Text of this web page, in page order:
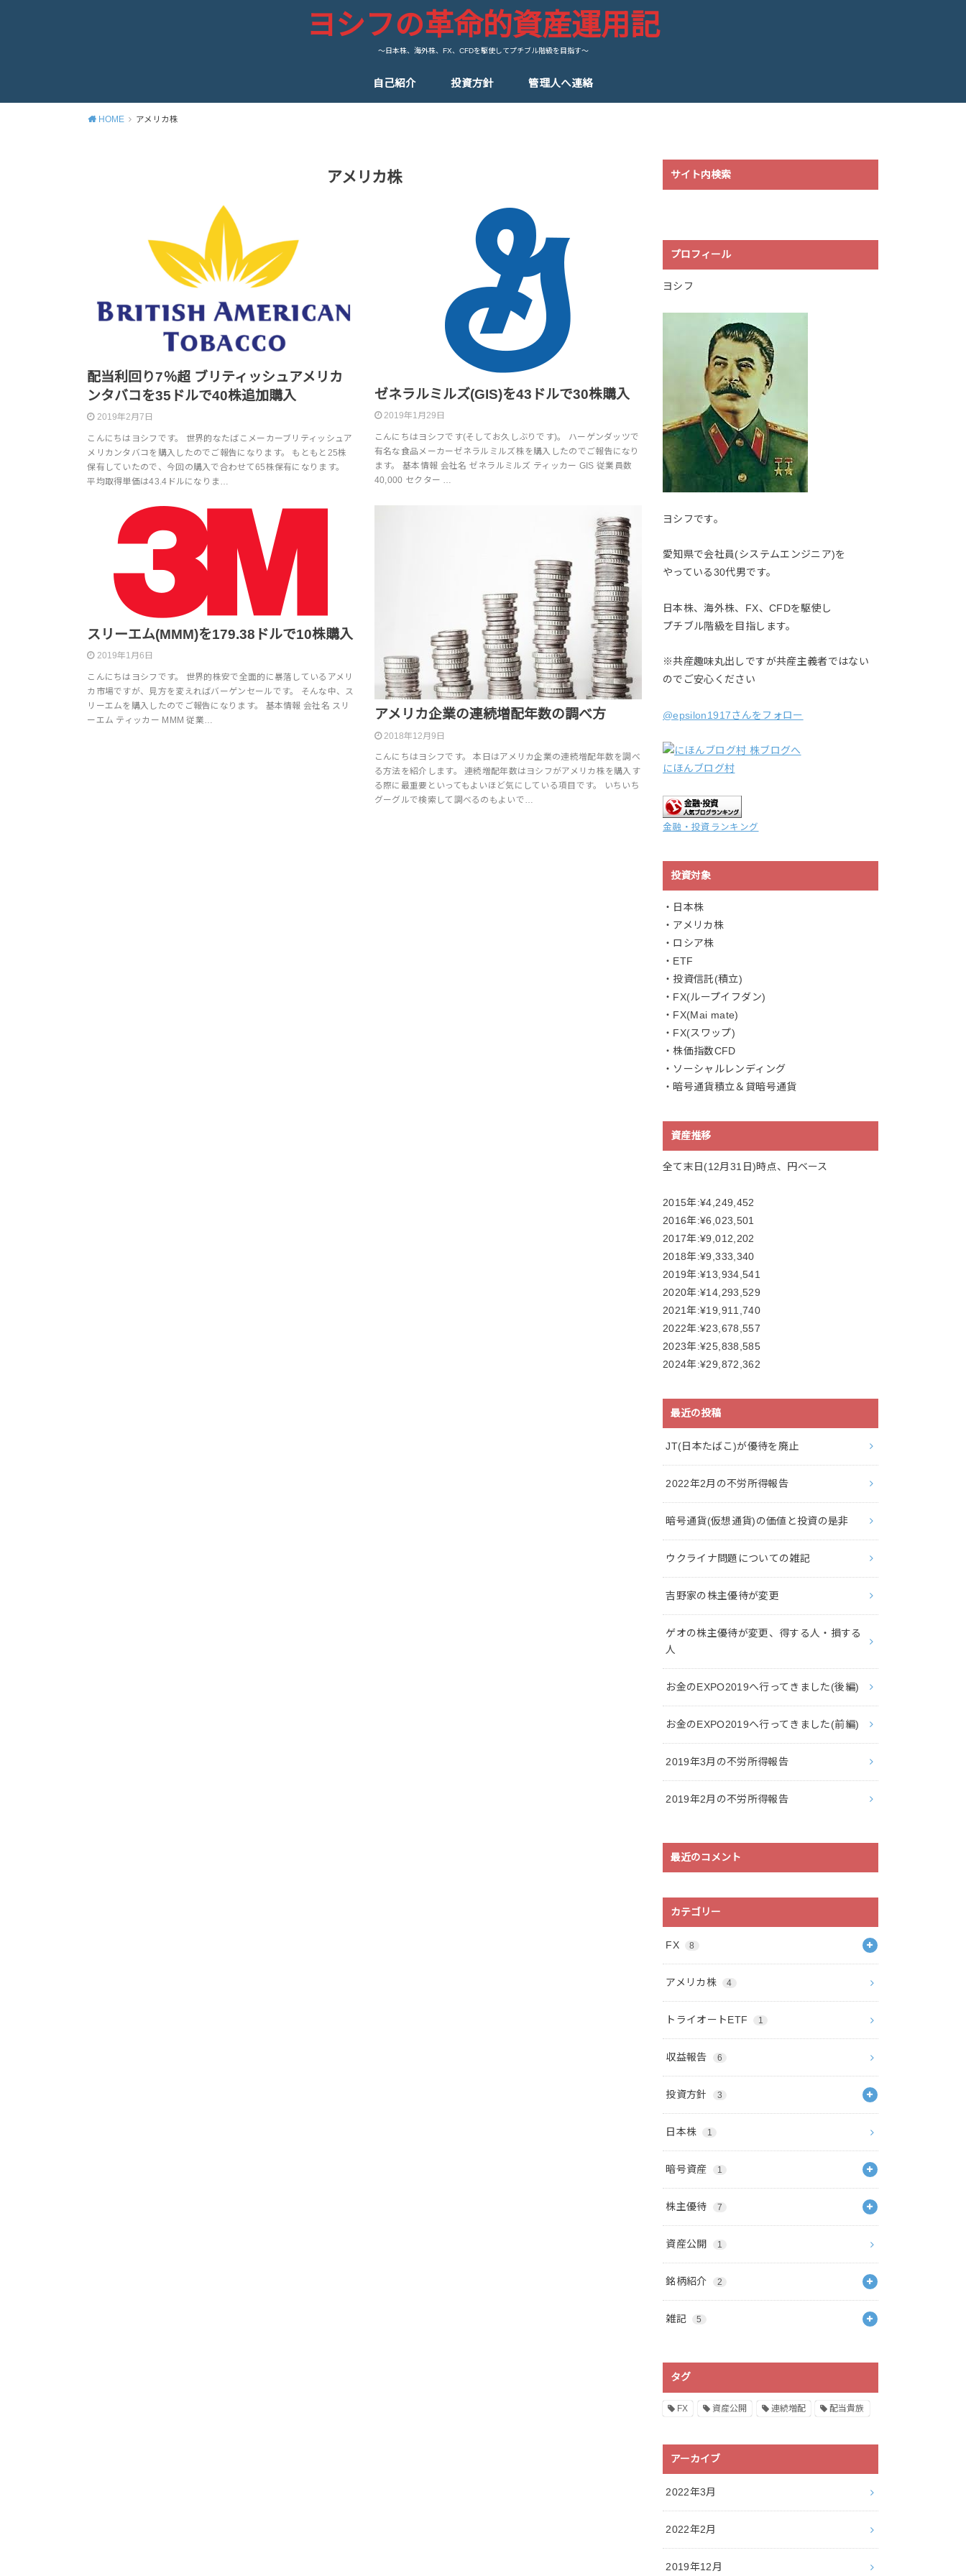
ヨシフの革命的資産運用記
～日本株、海外株、FX、CFDを駆使してプチブル階級を目指す～
自己紹介 投資方針 管理人へ連絡
HOME アメリカ株
アメリカ株
配当利回り7％超 ブリティッシュアメリカ
ンタバコを35ドルで40株追加購入
2019年2月7日
こんにちはヨシフです。 世界的なたばこメーカーブリティッシュア
メリカンタバコを購入したのでご報告になります。 もともと25株
保有していたので、今回の購入で合わせて65株保有になります。
平均取得単価は43.4ドルになりま…
ゼネラルミルズ(GIS)を43ドルで30株購入
2019年1月29日
こんにちはヨシフです(そしてお久しぶりです)。 ハーゲンダッツで
有名な食品メーカーゼネラルミルズ株を購入したのでご報告になり
ます。 基本情報 会社名 ゼネラルミルズ ティッカー GIS 従業員数
40,000 セクター …
スリーエム(MMM)を179.38ドルで10株購入
2019年1月6日
こんにちはヨシフです。 世界的株安で全面的に暴落しているアメリ
カ市場ですが、見方を変えればバーゲンセールです。 そんな中、ス
リーエムを購入したのでご報告になります。 基本情報 会社名 スリ
ーエム ティッカー MMM 従業…
アメリカ企業の連続増配年数の調べ方
2018年12月9日
こんにちはヨシフです。 本日はアメリカ企業の連続増配年数を調べ
る方法を紹介します。 連続増配年数はヨシフがアメリカ株を購入す
る際に最重要といってもよいほど気にしている項目です。 いちいち
グーグルで検索して調べるのもよいで…
サイト内検索
プロフィール
ヨシフ
ヨシフです。
愛知県で会社員(システムエンジニア)を
やっている30代男です。
日本株、海外株、FX、CFDを駆使し
プチブル階級を目指します。
※共産趣味丸出しですが共産主義者ではない
のでご安心ください
@epsilon1917さんをフォロー
にほんブログ村
金融・投資ランキング
投資対象
・日本株
・アメリカ株
・ロシア株
・ETF
・投資信託(積立)
・FX(ループイフダン)
・FX(Mai mate)
・FX(スワップ)
・株価指数CFD
・ソーシャルレンディング
・暗号通貨積立＆貸暗号通貨
資産推移
全て末日(12月31日)時点、円ベース
2015年:¥4,249,452
2016年:¥6,023,501
2017年:¥9,012,202
2018年:¥9,333,340
2019年:¥13,934,541
2020年:¥14,293,529
2021年:¥19,911,740
2022年:¥23,678,557
2023年:¥25,838,585
2024年:¥29,872,362
最近の投稿
JT(日本たばこ)が優待を廃止
2022年2月の不労所得報告
暗号通貨(仮想通貨)の価値と投資の是非
ウクライナ問題についての雑記
吉野家の株主優待が変更
ゲオの株主優待が変更、得する人・損する
人
お金のEXPO2019へ行ってきました(後編)
お金のEXPO2019へ行ってきました(前編)
2019年3月の不労所得報告
2019年2月の不労所得報告
最近のコメント
カテゴリー
FX 8
アメリカ株 4
トライオートETF 1
収益報告 6
投資方針 3
日本株 1
暗号資産 1
株主優待 7
資産公開 1
銘柄紹介 2
雑記 5
タグ
FX 資産公開 連続増配 配当貴族
アーカイブ
2022年3月
2022年2月
2019年12月